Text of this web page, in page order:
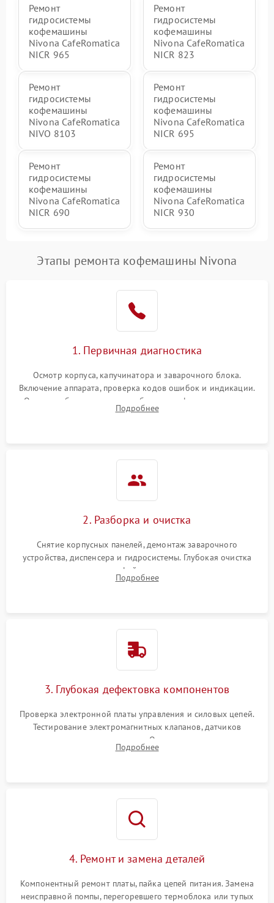
Ремонт
гидросистемы
кофемашины
Nivona CafeRomatica
NICR 965
Ремонт
гидросистемы
кофемашины
Nivona CafeRomatica
NICR 823
Ремонт
гидросистемы
кофемашины
Nivona CafeRomatica
NIVO 8103
Ремонт
гидросистемы
кофемашины
Nivona CafeRomatica
NICR 695
Ремонт
гидросистемы
кофемашины
Nivona CafeRomatica
NICR 690
Ремонт
гидросистемы
кофемашины
Nivona CafeRomatica
NICR 930
Этапы ремонта кофемашины Nivona
1. Первичная диагностика
Осмотр корпуса, капучинатора и заварочного блока.
Включение аппарата, проверка кодов ошибок и индикации.
Оценка работы помпы, термоблока и кофемолки на слух.
Измерение температуры и давления воды для выявления
Подробнее
2. Разборка и очистка
Снятие корпусных панелей, демонтаж заварочного
устройства, диспенсера и гидросистемы. Глубокая очистка
внутренних узлов от кофейных масел, жмыха и накипи.
Промывка дренажных каналов и фильтров с использованием
Подробнее
3. Глубокая дефектовка компонентов
Проверка электронной платы управления и силовых цепей.
Тестирование электромагнитных клапанов, датчиков
температуры и расходомера. Оценка степени износа
жерновов кофемолки, уплотнительных колец гидросистемы
Подробнее
4. Ремонт и замена деталей
Компонентный ремонт платы, пайка цепей питания. Замена
неисправной помпы, перегоревшего термоблока или тупых